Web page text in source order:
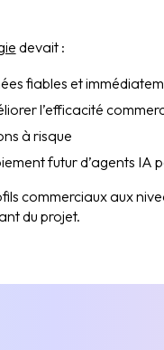
devait :
fiables et
l’efficacité
à risque
futur d’agents IA
commerciaux aux
du projet.